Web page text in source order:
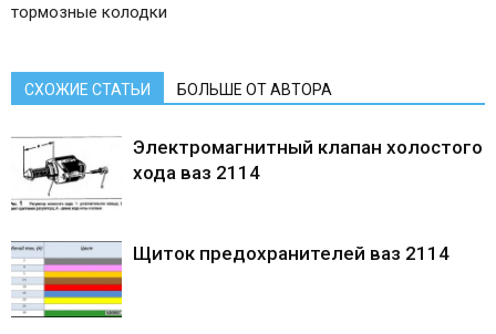
тормозные колодки
СХОЖИЕ СТАТЬИ БОЛЬШЕ ОТ АВТОРА
Электромагнитный клапан холостого
хода ваз 2114
Щиток предохранителей ваз 2114